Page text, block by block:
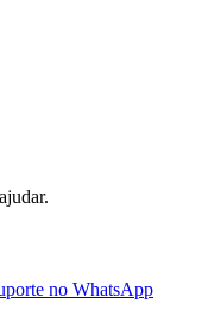
no WhatsApp